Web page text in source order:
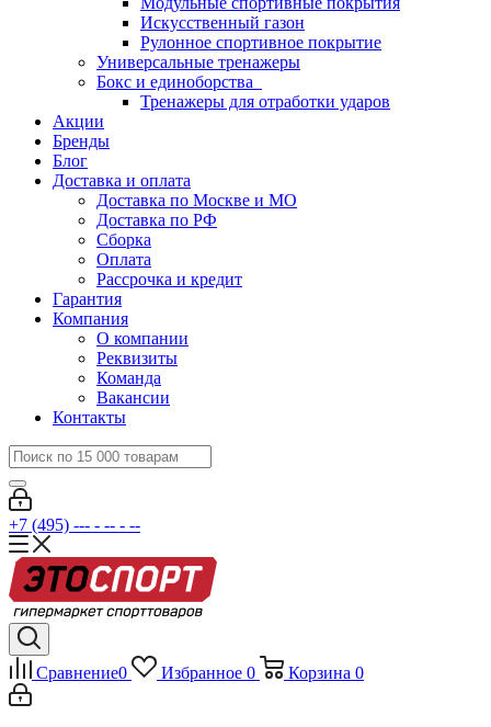
Искусственный газон
Рулонное спортивное покрытие
Универсальные тренажеры
Бокс и единоборства
Тренажеры для отработки ударов
Акции
Бренды
Блог
Доставка и оплата
Доставка по Москве и МО
Доставка по РФ
Сборка
Оплата
Рассрочка и кредит
Гарантия
Компания
О компании
Реквизиты
Команда
Вакансии
Контакты
+7 (495) --- - -- - --
Сравнение0 Избранное 0 Корзина 0